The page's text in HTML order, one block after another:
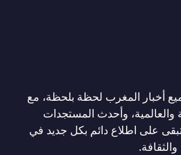
أخبار المغرب لحظة بلحظة، مع
والعالمية، وأحدث المستجدات
على اطلاع دائم بكل جديد في